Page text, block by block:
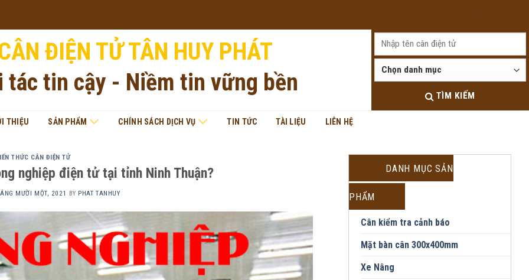
ĐIỆN TỬ TÂN HUY PHÁT
tác tin cậy - Niềm tin vững bền
TÌM KIẾM
THIỆU SẢN PHẨM CHÍNH SÁCH DỊCH VỤ TIN TỨC TÀI LIỆU LIÊN HỆ
THỨC CÂN ĐIỆN TỬ
nghiệp điện tử tại tỉnh Ninh Thuận?
MƯỜI MỘT, 2021 BY PHAT TANHUY
DANH MỤC SẢN
PHẨM
Cân kiểm tra cảnh báo
Mặt bàn cân 300x400mm
Xe Nâng